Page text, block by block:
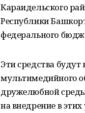
Караидельского
Республики
федерального
Эти средства
мультимедийного
дружелюбной
на внедрение в